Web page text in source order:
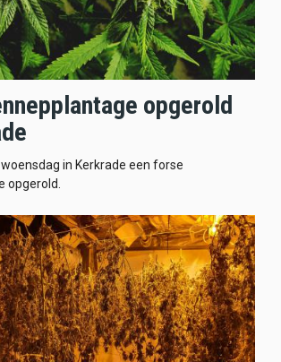
opgerold
in Kerkrade een forse
opgerold.